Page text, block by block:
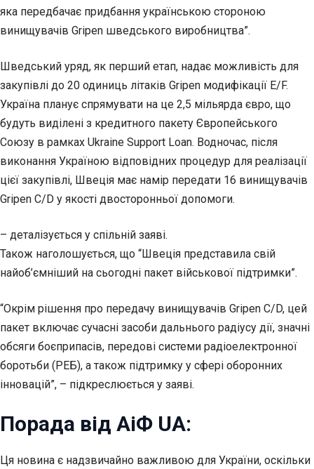
яка передбачає придбання українською стороною
винищувачів Gripen шведського виробництва”.
Шведський уряд, як перший етап, надає можливість для
закупівлі до 20 одиниць літаків Gripen модифікації E/F.
Україна планує спрямувати на це 2,5 мільярда євро, що
будуть виділені з кредитного пакету Європейського
Союзу в рамках Ukraine Support Loan. Водночас, після
виконання Україною відповідних процедур для реалізації
цієї закупівлі, Швеція має намір передати 16 винищувачів
Gripen C/D у якості двосторонньої допомоги.
– деталізується у спільній заяві.
Також наголошується, що “Швеція представила свій
найоб’ємніший на сьогодні пакет військової підтримки”.
“Окрім рішення про передачу винищувачів Gripen C/D, цей
пакет включає сучасні засоби дальнього радіусу дії, значні
обсяги боєприпасів, передові системи радіоелектронної
боротьби (РЕБ), а також підтримку у сфері оборонних
інновацій”, – підкреслюється у заяві.
Порада від АіФ UA:
Ця новина є надзвичайно важливою для України, оскільки